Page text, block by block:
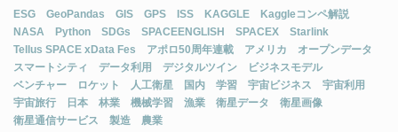
ESG GeoPandas GIS GPS ISS KAGGLE
Kaggleコンペ解説
NASA
Python SDGs SPACEENGLISH SPACEX
Starlink
Tellus SPACE xData Fes
アポロ50周年連載 アメリカ
オープンデータ
スマートシティ
データ利用 デジタルツイン
ビジネスモデル
ベンチャー
ロケット 人工衛星 国内 学習 宇宙ビジネス
宇宙利用
宇宙旅行
日本 林業 機械学習 漁業 衛星データ
衛星画像
衛星通信サービス
製造 農業